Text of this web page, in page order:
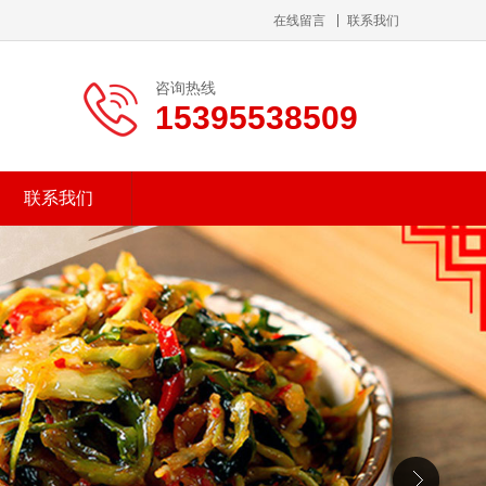
在线留言 联系我们
咨询热线
15395538509
联系我们